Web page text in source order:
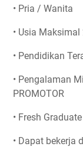
• Pria / Wanita
• Usia Maksimal
• Pendidikan
• Pengalaman
PROMOTOR
• Fresh
• Dapat bekerja